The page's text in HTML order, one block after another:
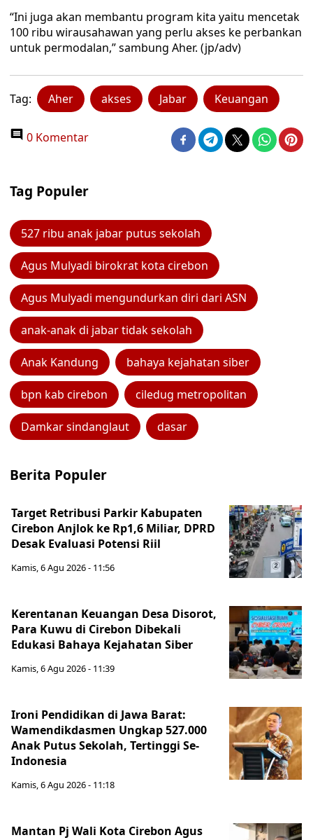
“Ini juga akan membantu program kita yaitu mencetak
100 ribu wirausahawan yang perlu akses ke perbankan
untuk permodalan,” sambung Aher. (jp/adv)
Tag: Aher akses Jabar Keuangan
0 Komentar
Tag Populer
527 ribu anak jabar putus sekolah
Agus Mulyadi birokrat kota cirebon
Agus Mulyadi mengundurkan diri dari ASN
anak-anak di jabar tidak sekolah
Anak Kandung bahaya kejahatan siber
bpn kab cirebon ciledug metropolitan
Damkar sindanglaut dasar
Berita Populer
Target Retribusi Parkir Kabupaten
Cirebon Anjlok ke Rp1,6 Miliar, DPRD
Desak Evaluasi Potensi Riil
Kamis, 6 Agu 2026 - 11:56
Kerentanan Keuangan Desa Disorot,
Para Kuwu di Cirebon Dibekali
Edukasi Bahaya Kejahatan Siber
Kamis, 6 Agu 2026 - 11:39
Ironi Pendidikan di Jawa Barat:
Wamendikdasmen Ungkap 527.000
Anak Putus Sekolah, Tertinggi Se-
Indonesia
Kamis, 6 Agu 2026 - 11:18
Mantan Pj Wali Kota Cirebon Agus